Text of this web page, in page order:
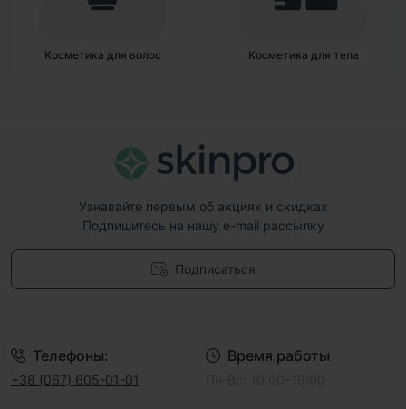
Косметика для волос Косметика для тела
Узнавайте первым об акциях и скидках
Подпишитесь на нашу e-mail рассылку
Подписаться
Телефоны:
+38 (067) 605-01-01
Время работы